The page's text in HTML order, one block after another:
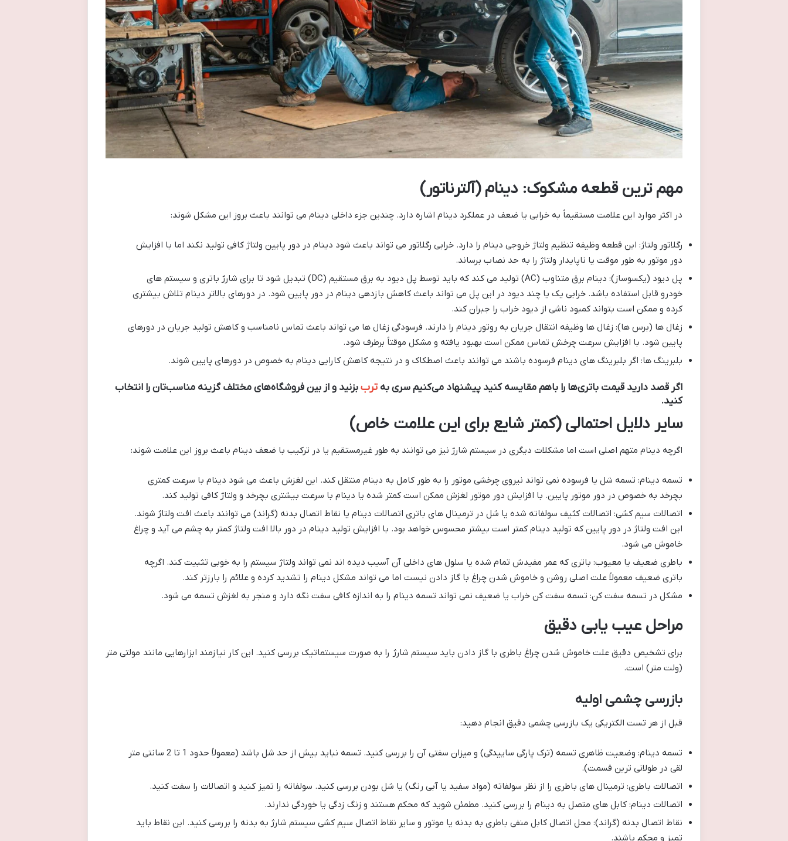
مهم ترین قطعه مشکوک: دینام (آلترناتور)
در اکثر موارد این علامت مستقیماً به خرابی یا ضعف در عملکرد دینام اشاره دارد. چندین جزء داخلی دینام می توانند باعث بروز این مشکل شوند:
رگلاتور ولتاژ: این قطعه وظیفه تنظیم ولتاژ خروجی دینام را دارد. خرابی رگلاتور می تواند باعث شود دینام در دور پایین ولتاژ کافی تولید نکند اما با افزایش
دور موتور به طور موقت یا ناپایدار ولتاژ را به حد نصاب برساند.
پل دیود (یکسوساز): دینام برق متناوب (AC) تولید می کند که باید توسط پل دیود به برق مستقیم (DC) تبدیل شود تا برای شارژ باتری و سیستم های
خودرو قابل استفاده باشد. خرابی یک یا چند دیود در این پل می تواند باعث کاهش بازدهی دینام در دور پایین شود. در دورهای بالاتر دینام تلاش بیشتری
کرده و ممکن است بتواند کمبود ناشی از دیود خراب را جبران کند.
زغال ها (برس ها): زغال ها وظیفه انتقال جریان به روتور دینام را دارند. فرسودگی زغال ها می تواند باعث تماس نامناسب و کاهش تولید جریان در دورهای
پایین شود. با افزایش سرعت چرخش تماس ممکن است بهبود یافته و مشکل موقتاً برطرف شود.
بلبرینگ ها: اگر بلبرینگ های دینام فرسوده باشند می توانند باعث اصطکاک و در نتیجه کاهش کارایی دینام به خصوص در دورهای پایین شوند.
اگر قصد دارید قیمت باتری‌ها را باهم مقایسه کنید پیشنهاد می‌کنیم سری بهترببزنید و از بین فروشگاه‌های مختلف گزینه مناسب‌تان را انتخاب
کنید.
سایر دلایل احتمالی (کمتر شایع برای این علامت خاص)
اگرچه دینام متهم اصلی است اما مشکلات دیگری در سیستم شارژ نیز می توانند به طور غیرمستقیم یا در ترکیب با ضعف دینام باعث بروز این علامت شوند:
تسمه دینام: تسمه شل یا فرسوده نمی تواند نیروی چرخشی موتور را به طور کامل به دینام منتقل کند. این لغزش باعث می شود دینام با سرعت کمتری
بچرخد به خصوص در دور موتور پایین. با افزایش دور موتور لغزش ممکن است کمتر شده یا دینام با سرعت بیشتری بچرخد و ولتاژ کافی تولید کند.
اتصالات سیم کشی: اتصالات کثیف سولفاته شده یا شل در ترمینال های باتری اتصالات دینام یا نقاط اتصال بدنه (گراند) می توانند باعث افت ولتاژ شوند.
این افت ولتاژ در دور پایین که تولید دینام کمتر است بیشتر محسوس خواهد بود. با افزایش تولید دینام در دور بالا افت ولتاژ کمتر به چشم می آید و چراغ
خاموش می شود.
باطری ضعیف یا معیوب: باتری که عمر مفیدش تمام شده یا سلول های داخلی آن آسیب دیده اند نمی تواند ولتاژ سیستم را به خوبی تثبیت کند. اگرچه
باتری ضعیف معمولاً علت اصلی روشن و خاموش شدن چراغ با گاز دادن نیست اما می تواند مشکل دینام را تشدید کرده و علائم را بارزتر کند.
مشکل در تسمه سفت کن: تسمه سفت کن خراب یا ضعیف نمی تواند تسمه دینام را به اندازه کافی سفت نگه دارد و منجر به لغزش تسمه می شود.
مراحل عیب یابی دقیق
برای تشخیص دقیق علت خاموش شدن چراغ باطری با گاز دادن باید سیستم شارژ را به صورت سیستماتیک بررسی کنید. این کار نیازمند ابزارهایی مانند مولتی متر
(ولت متر) است.
بازرسی چشمی اولیه
قبل از هر تست الکتریکی یک بازرسی چشمی دقیق انجام دهید:
تسمه دینام: وضعیت ظاهری تسمه (ترک پارگی ساییدگی) و میزان سفتی آن را بررسی کنید. تسمه نباید بیش از حد شل باشد (معمولاً حدود 1 تا 2 سانتی متر
لقی در طولانی ترین قسمت).
اتصالات باطری: ترمینال های باطری را از نظر سولفاته (مواد سفید یا آبی رنگ) یا شل بودن بررسی کنید. سولفاته را تمیز کنید و اتصالات را سفت کنید.
اتصالات دینام: کابل های متصل به دینام را بررسی کنید. مطمئن شوید که محکم هستند و زنگ زدگی یا خوردگی ندارند.
نقاط اتصال بدنه (گراند): محل اتصال کابل منفی باطری به بدنه یا موتور و سایر نقاط اتصال سیم کشی سیستم شارژ به بدنه را بررسی کنید. این نقاط باید
تمیز و محکم باشند.